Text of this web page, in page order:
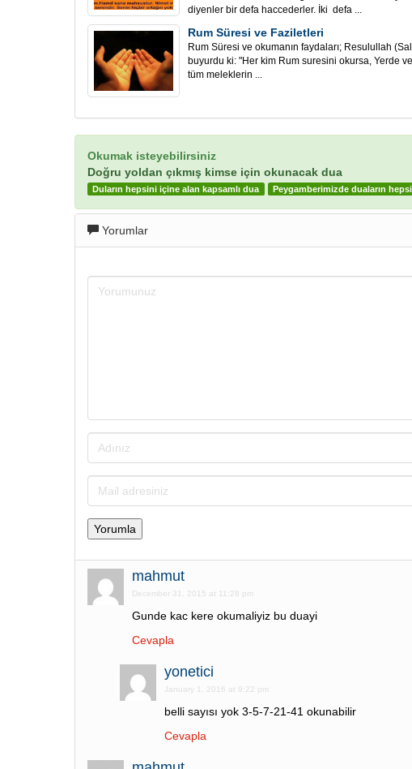
diyenler bir defa haccederler. İki defa ...
Rum Süresi ve Faziletleri
Rum Süresi ve okumanın faydaları; Resulullah
buyurdu ki: "Her kim Rum suresini okursa, Yerde
tüm meleklerin ...
Okumak isteyebilirsiniz
Doğru yoldan çıkmış kimse için okunacak dua
Duların hepsini içine alan kapsamlı dua Peygamberimizde duaların
Yorumlar
mahmut
December 31, 2015 at 11:28 pm
Gunde kac kere okumaliyiz bu duayi
Cevapla
yonetici
January 1, 2016 at 9:22 pm
belli sayısı yok 3-5-7-21-41 okunabilir
Cevapla